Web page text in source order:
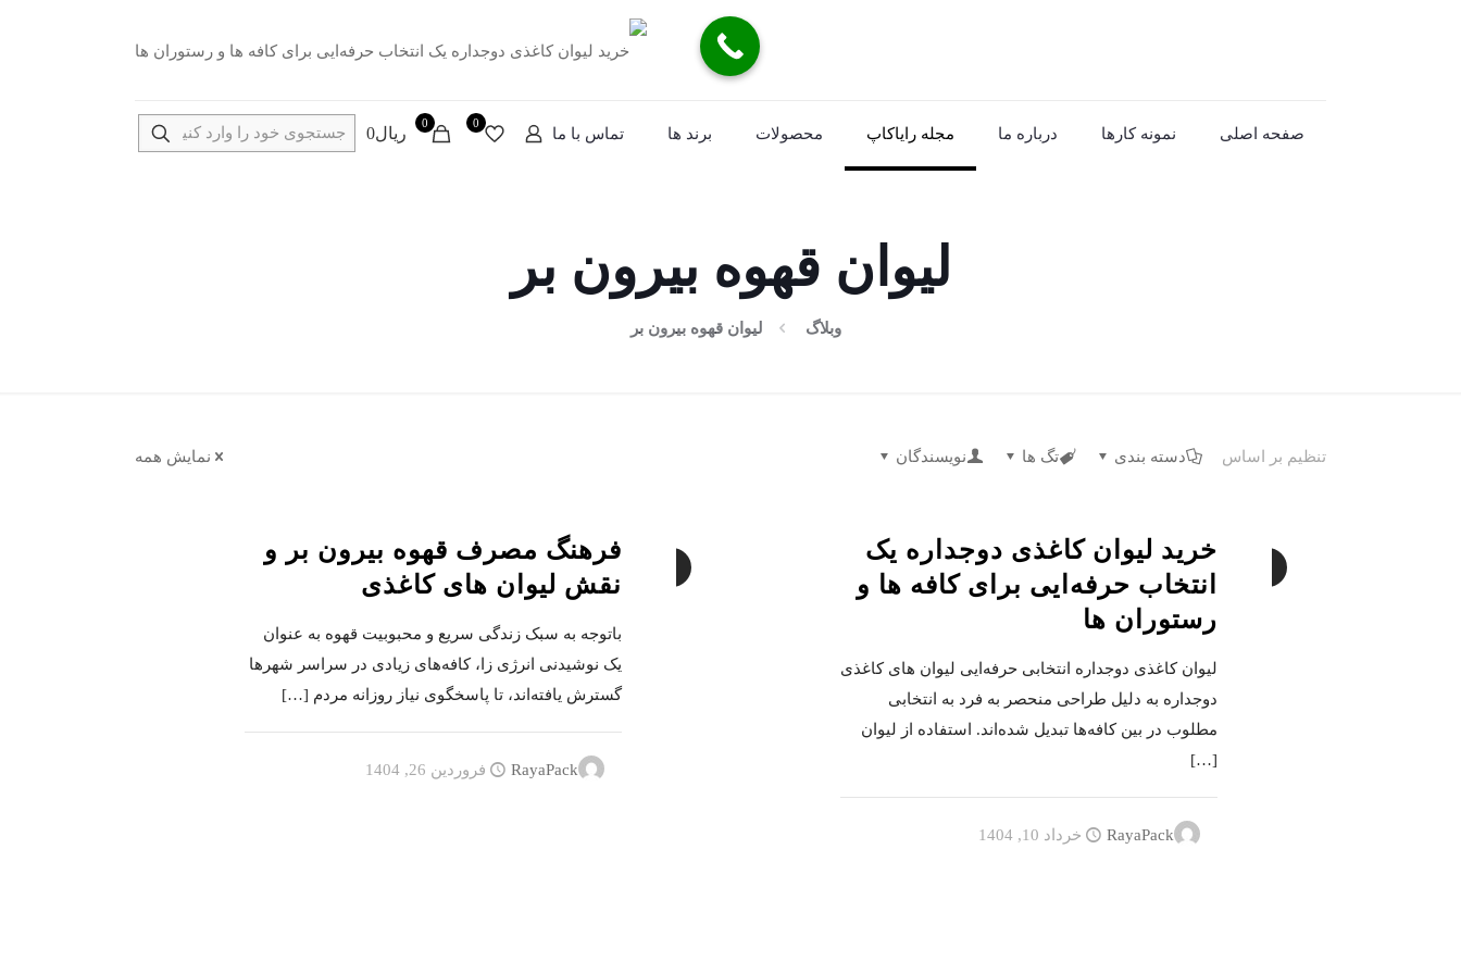
صفحه اصلی نمونه کارها درباره ما مجله رایاکاپ محصولات برند ها تماس با ما 0
0
ریال0
لیوان قهوه بیرون بر
وبلاگ لیوان قهوه بیرون بر
تنظیم بر اساس دسته بندی تگ ها نویسندگان نمایش همه
خرید لیوان کاغذی دوجداره یک
انتخاب حرفه‌ایی برای کافه ها و
رستوران ها
لیوان کاغذی دوجداره انتخابی حرفه‌ایی لیوان های کاغذی
دوجداره به دلیل طراحی منحصر به فرد به انتخابی
مطلوب در بین کافه‌ها تبدیل شده‌اند. استفاده از لیوان
[…]
RayaPack خرداد 10, 1404
فرهنگ مصرف قهوه بیرون بر و
نقش لیوان های کاغذی
باتوجه به سبک زندگی سریع و محبوبیت قهوه به عنوان
یک نوشیدنی انرژی زا، کافه‌های زیادی در سراسر شهرها
گسترش یافته‌اند، تا پاسخگوی نیاز روزانه مردم […]
RayaPack فروردین 26, 1404